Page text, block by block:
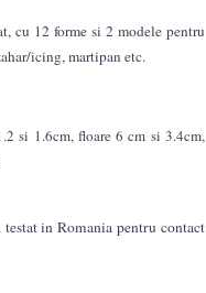
cu 12 forme si 2 modele pentru
icing, martipan etc.
si 1.6cm, floare 6 cm si 3.4cm,
in Romania pentru contact